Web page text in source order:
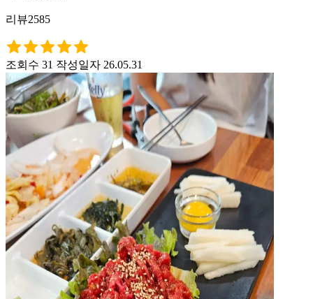
리뷰2585
조회수 31 작성일자 26.05.31